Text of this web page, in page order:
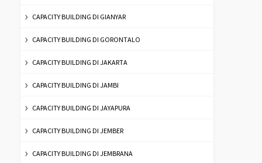
CAPACITY BUILDING DI GIANYAR
CAPACITY BUILDING DI GORONTALO
CAPACITY BUILDING DI JAKARTA
CAPACITY BUILDING DI JAMBI
CAPACITY BUILDING DI JAYAPURA
CAPACITY BUILDING DI JEMBER
CAPACITY BUILDING DI JEMBRANA